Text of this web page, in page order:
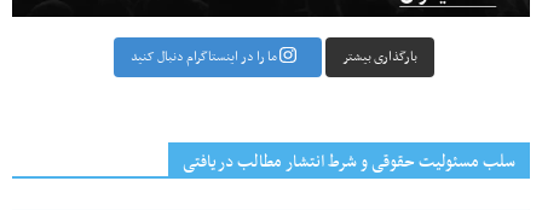
بارگذاری بیشتر ما را در اینستاگرام دنبال کنید
سلب مسئولیت حقوقی و شرط انتشار مطالب دریافتی